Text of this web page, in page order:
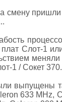
смену
плат Слот-1
1 / Сокет 370.
выпущены
633 MHz,